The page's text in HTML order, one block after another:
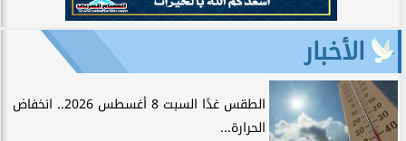
الأخبار
الطقس غدًا السبت 8 أغسطس 2026.. انخفاض
الحرارة...